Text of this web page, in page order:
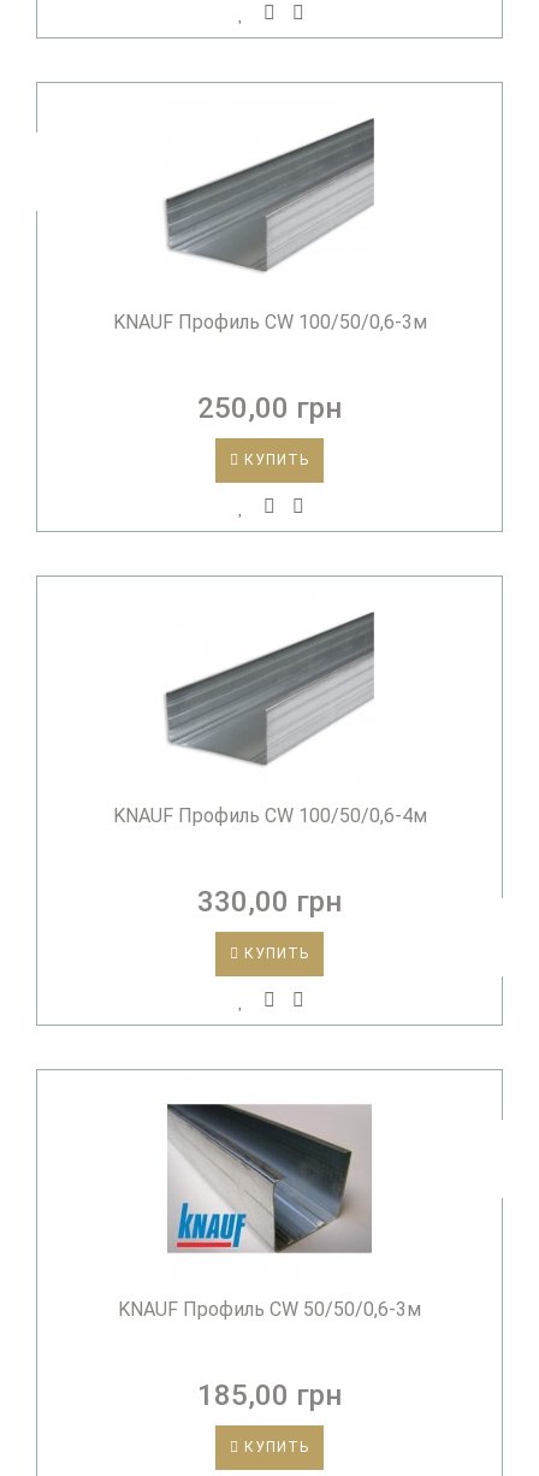
KNAUF Профиль CW 100/50/0,6-3м
250,00 грн
КУПИТЬ
KNAUF Профиль CW 100/50/0,6-4м
330,00 грн
КУПИТЬ
KNAUF Профиль CW 50/50/0,6-3м
185,00 грн
КУПИТЬ